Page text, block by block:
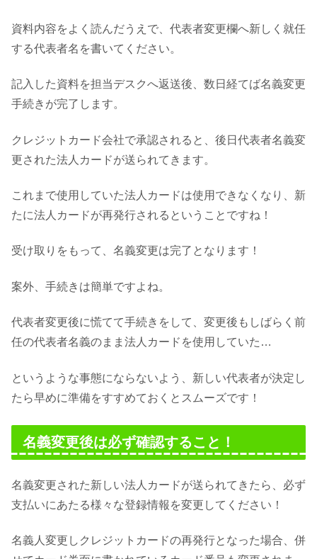
資料内容をよく読んだうえで、代表者変更欄へ新しく就任
する代表者名を書いてください。
記入した資料を担当デスクへ返送後、数日経てば名義変更
手続きが完了します。
クレジットカード会社で承認されると、後日代表者名義変
更された法人カードが送られてきます。
これまで使用していた法人カードは使用できなくなり、新
たに法人カードが再発行されるということですね！
受け取りをもって、名義変更は完了となります！
案外、手続きは簡単ですよね。
代表者変更後に慌てて手続きをして、変更後もしばらく前
任の代表者名義のまま法人カードを使用していた…
というような事態にならないよう、新しい代表者が決定し
たら早めに準備をすすめておくとスムーズです！
名義変更後は必ず確認すること！
名義変更された新しい法人カードが送られてきたら、必ず
支払いにあたる様々な登録情報を変更してください！
名義人変更しクレジットカードの再発行となった場合、併